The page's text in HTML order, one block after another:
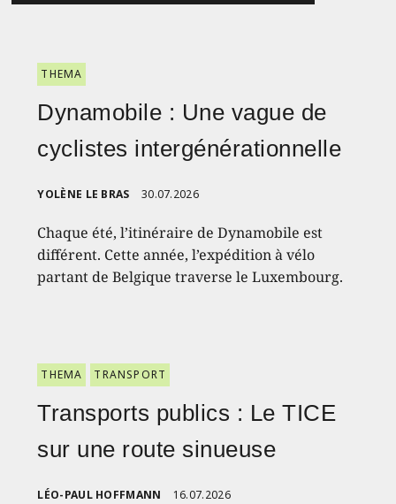
THEMA
Dynamobile : Une vague de
cyclistes intergénérationnelle
YOLÈNE LE BRAS 30.07.2026
Chaque été, l’itinéraire de Dynamobile est
différent. Cette année, l’expédition à vélo
partant de Belgique traverse le Luxembourg.
THEMA TRANSPORT
Transports publics : Le TICE
sur une route sinueuse
LÉO-PAUL HOFFMANN 16.07.2026